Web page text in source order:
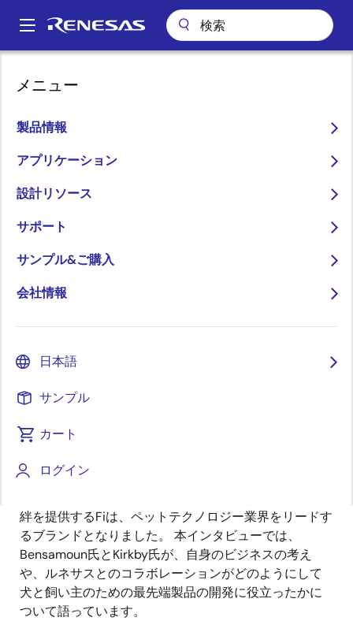
ン
Main
メニュー
製品情報
アプリケーション
設計リソース
サポート
サンプル&ご購入
会社情報
日本語
サンプル
カート
ログイン
パ
ン
く
ず
ワイヤレス接続におけるお客様の成功事例
ルネサスのDA16200低消費
電力Wi-FiとRA9530ワイ
ヤレス充電がFiスマートカ
ラーのテクノロジを強化し
た理由
Jon Bensamoun氏とLoren Kirkby氏は、飼い主と愛犬の
した。 彼らの目標は、飼い主がペットを追跡できるだ
ることでした。 その結果、犬と飼い主のための最先端
技術をデザインする会社、
絆を提供するFiは、ペットテクノロジー業界をリードす
るブランドとなりました。 本インタビューでは、
Bensamoun氏とKirkby氏が、自身のビジネスの考え
や、ルネサスとのコラボレーションがどのようにして
犬と飼い主のための最先端製品の開発に役立ったかに
ついて語っています。